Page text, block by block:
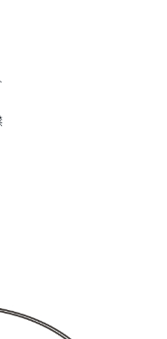
白衣:アーバンシ
ワー/XS
います。